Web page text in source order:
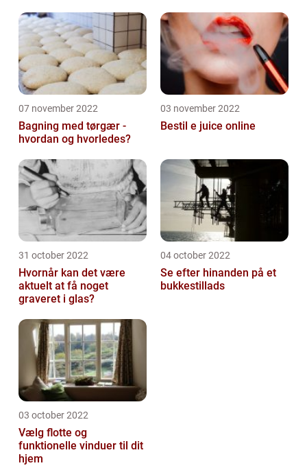
07 november 2022
Bagning med tørgær -
hvordan og hvorledes?
03 november 2022
Bestil e juice online
31 october 2022
Hvornår kan det være
aktuelt at få noget
graveret i glas?
04 october 2022
Se efter hinanden på et
bukkestillads
03 october 2022
Vælg flotte og
funktionelle vinduer til dit
hjem